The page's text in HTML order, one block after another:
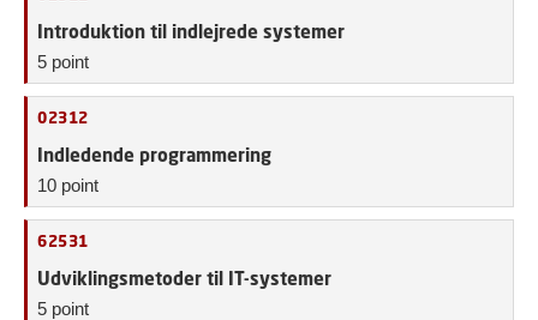
Introduktion til indlejrede systemer
5 point
02312
Indledende programmering
10 point
62531
Udviklingsmetoder til IT-systemer
5 point